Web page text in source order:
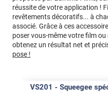
réussite de votre application !
revêtements décoratifs... à
associé. Grâce à ces
poser vous-même votre film
obtenez un résultat net et
pose !
VS201 - Squeegee